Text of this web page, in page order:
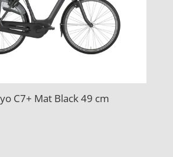
C7+ Mat Black 49 cm